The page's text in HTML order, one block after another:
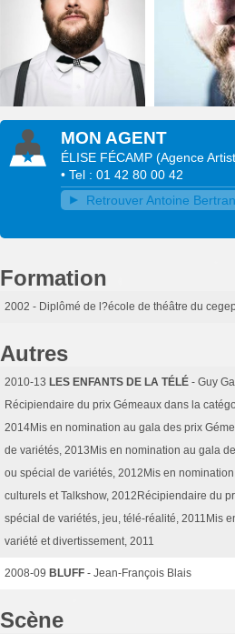
MON AGENT
ÉLISE FÉCAMP (Agence
• Tel : 01 42 80 00 42
Retrouver Antoine
Formation
2002 - Diplômé de l?école de théâtre du
Autres
2010-13 LES ENFANTS DE LA TÉLÉ - Guy
Récipiendaire du prix Gémeaux dans la
2014Mis en nomination au gala des prix
de variétés, 2013Mis en nomination au gala
ou spécial de variétés, 2012Mis en
culturels et Talkshow, 2012Récipiendaire du
spécial de variétés, jeu, télé-réalité, 2011Mis
variété et divertissement, 2011
2008-09 BLUFF - Jean-François Blais
Scène